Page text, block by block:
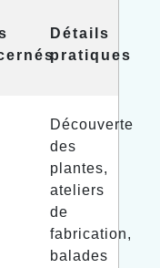
Détails
pratiques
Découverte
des
plantes,
ateliers
de
fabrication,
balades